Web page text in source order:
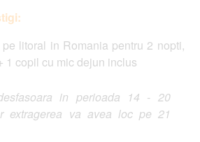
litoral in Romania pentru 2 nopti,
copil cu mic dejun inclus
in perioada 14 - 20
va avea loc pe 21